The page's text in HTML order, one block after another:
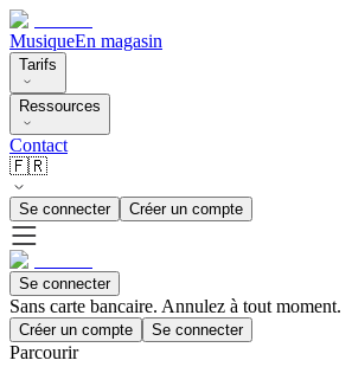
MusiqueEn magasin
Tarifs
Ressources
Contact
🇫🇷
Se connecter Créer un compte
Se connecter
Sans carte bancaire. Annulez à tout moment.
Créer un compte Se connecter
Parcourir